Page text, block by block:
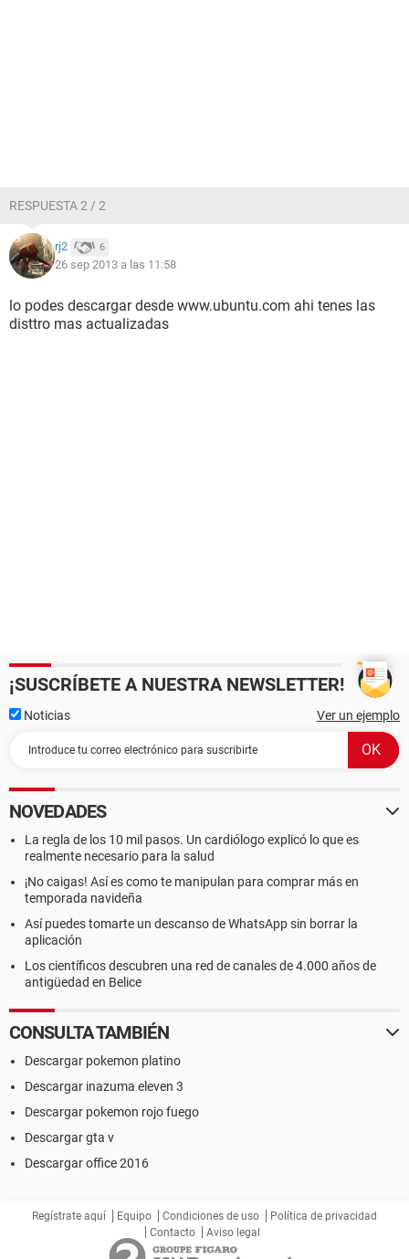
RESPUESTA 2 / 2
rj2 6
26 sep 2013 a las 11:58
lo podes descargar desde www.ubuntu.com ahi tenes las
disttro mas actualizadas
¡SUSCRÍBETE A NUESTRA NEWSLETTER!
Noticias Ver un ejemplo
NOVEDADES
La regla de los 10 mil pasos. Un cardiólogo explicó lo que es
realmente necesario para la salud
¡No caigas! Así es como te manipulan para comprar más en
temporada navideña
Así puedes tomarte un descanso de WhatsApp sin borrar la
aplicación
Los científicos descubren una red de canales de 4.000 años de
antigüedad en Belice
CONSULTA TAMBIÉN
Descargar pokemon platino
Descargar inazuma eleven 3
Descargar pokemon rojo fuego
Descargar gta v
Descargar office 2016
Regístrate aquí Equipo Condiciones de uso
Política de privacidad
Contacto
Aviso legal